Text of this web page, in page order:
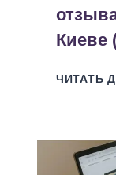
Киеве
ЧИТАТЬ